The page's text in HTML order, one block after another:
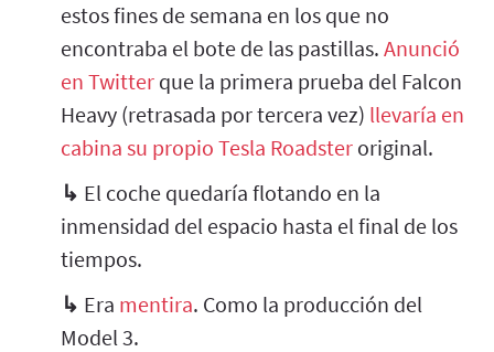
estos fines de semana en los que no
encontraba el bote de las pastillas. Anunció
en Twitter que la primera prueba del Falcon
Heavy (retrasada por tercera vez) llevaría en
cabina su propio Tesla Roadster original.
↳ El coche quedaría flotando en la
inmensidad del espacio hasta el final de los
tiempos.
↳ Era mentira. Como la producción del
Model 3.